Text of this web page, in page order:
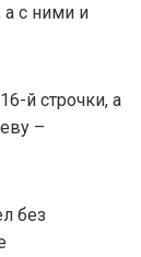
а с ними и
й строчки, а
–
без